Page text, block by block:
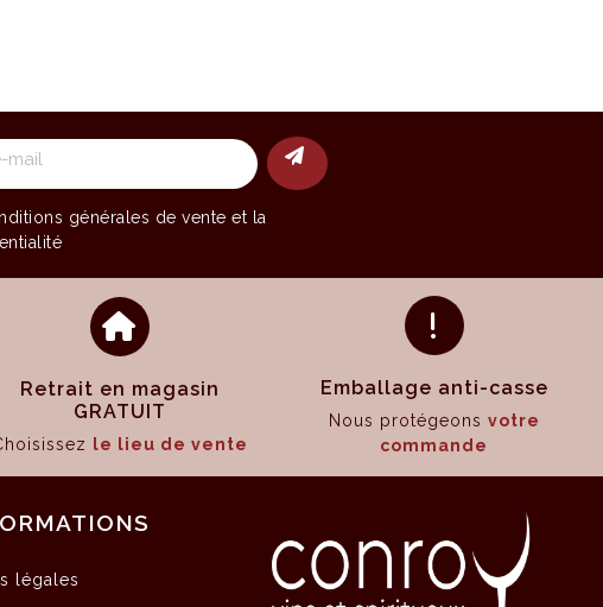
générales de vente et la
Retrait en magasin
GRATUIT
le lieu de vente
Emballage anti-casse
Nous protégeons votre
commande
légales